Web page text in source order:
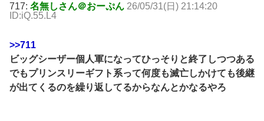
717: 名無しさん＠おーぷん 26/05/31(日) 21:14:20
ID:iQ.55.L4
>>711
ビッグシーザー個人軍になってひっそりと終了しつつある
でもプリンスリーギフト系って何度も滅亡しかけても後継
が出てくるのを繰り返してるからなんとかなるやろ